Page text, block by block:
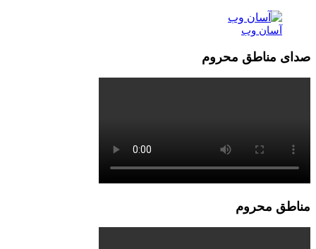
آسان وب
صدای مناطق محروم
مناطق محروم